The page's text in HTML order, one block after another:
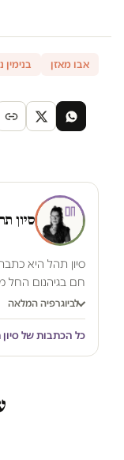
אבו מאזן בנימין
סיון
סיון תהל היא
חופש הביטוי
תחקיריה עוסקים
ממסדית, אי-
עקבי את
לביוגרפיה המלאה
כל הכתבות של סיון